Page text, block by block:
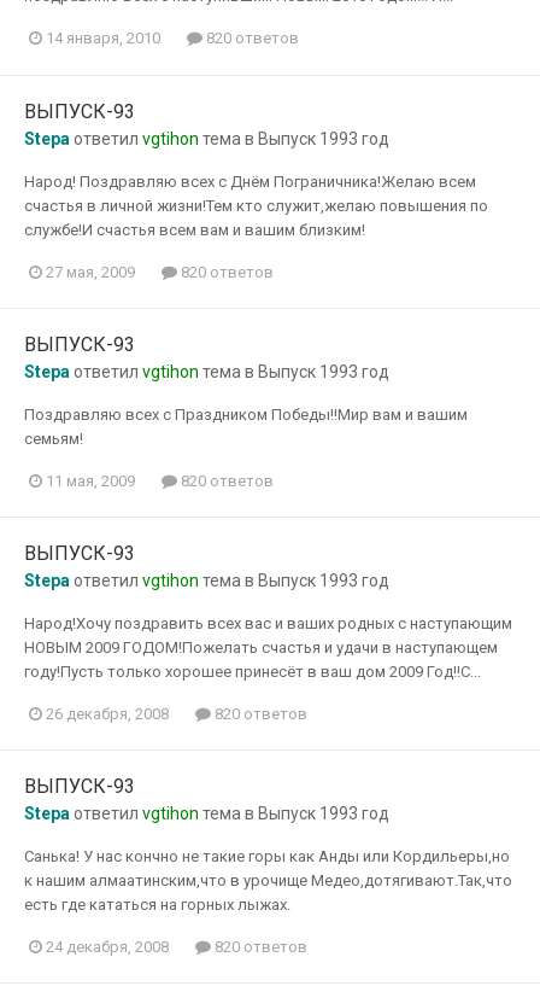
14 января, 2010 820 ответов
ВЫПУСК-93
Stepa ответил vgtihon тема в Выпуск 1993 год
Народ! Поздравляю всех с Днём Пограничника!Желаю всем
счастья в личной жизни!Тем кто служит,желаю повышения по
службе!И счастья всем вам и вашим близким!
27 мая, 2009 820 ответов
ВЫПУСК-93
Stepa ответил vgtihon тема в Выпуск 1993 год
Поздравляю всех с Праздником Победы!!Мир вам и вашим
семьям!
11 мая, 2009 820 ответов
ВЫПУСК-93
Stepa ответил vgtihon тема в Выпуск 1993 год
Народ!Хочу поздравить всех вас и ваших родных с наступающим
НОВЫМ 2009 ГОДОМ!Пожелать счастья и удачи в наступающем
году!Пусть только хорошее принесёт в ваш дом 2009 Год!!С...
26 декабря, 2008 820 ответов
ВЫПУСК-93
Stepa ответил vgtihon тема в Выпуск 1993 год
Санька! У нас кончно не такие горы как Анды или Кордильеры,но
к нашим алмаатинским,что в урочище Медео,дотягивают.Так,что
есть где кататься на горных лыжах.
24 декабря, 2008 820 ответов